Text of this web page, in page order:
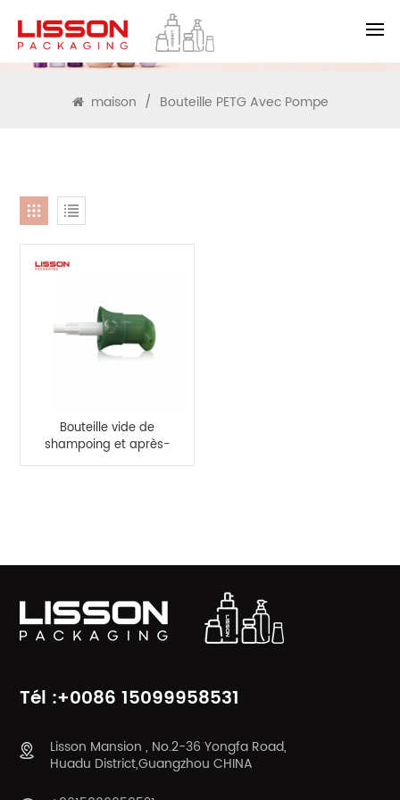
RECHERCHE
maison / Bouteille PETG Avec Pompe
Bouteille vide de
shampoing et après-
shampooing en
Tél :+0086 15099958531
Lisson Mansion , No.2-36 Yongfa Road,
Huadu District,Guangzhou CHINA